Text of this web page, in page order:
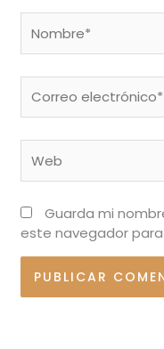
electrónico*
Guarda mi
este navegador